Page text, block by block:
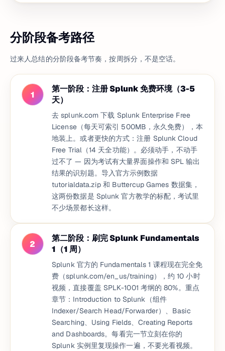
分阶段备考路径
过来人总结的分阶段备考节奏，按周拆分，不是空话。
1
第一阶段：注册 Splunk 免费环境（3-5
天）
去 splunk.com 下载 Splunk Enterprise Free
License（每天可索引 500MB，永久免费），本
地装上。或者更快的方式：注册 Splunk Cloud
Free Trial（14 天全功能）。必须动手，不动手
过不了 — 因为考试有大量界面操作和 SPL 输出
结果的识别题。导入官方示例数据
tutorialdata.zip 和 Buttercup Games 数据集，
这两份数据是 Splunk 官方教学的标配，考试里
不少场景都长这样。
2
第二阶段：刷完 Splunk Fundamentals
1（1 周）
Splunk 官方的 Fundamentals 1 课程现在完全免
费（splunk.com/en_us/training），约 10 小时
视频，直接覆盖 SPLK-1001 考纲的 80%。重点
章节：Introduction to Splunk（组件
Indexer/Search Head/Forwarder）、Basic
Searching、Using Fields、Creating Reports
and Dashboards。每看完一节立刻在你的
Splunk 实例里复现操作一遍，不要光看视频。